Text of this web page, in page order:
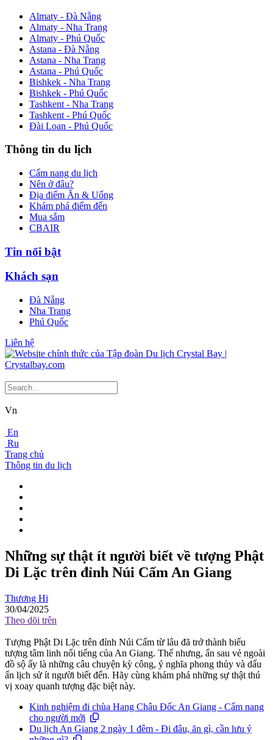
Almaty - Đà Nẵng
Almaty - Nha Trang
Almaty - Phú Quốc
Astana - Đà Nẵng
Astana - Nha Trang
Astana - Phú Quốc
Bishkek - Nha Trang
Bishkek - Phú Quốc
Tashkent - Nha Trang
Tashkent - Phú Quốc
Đài Loan - Phú Quốc
Thông tin du lịch
Cẩm nang du lịch
Nên ở đâu?
Địa điểm Ăn & Uống
Khám phá điểm đến
Mua sắm
CBAIR
Tin nổi bật
Khách sạn
Đà Nẵng
Nha Trang
Phú Quốc
Liên hệ
Vn
En
Ru
Trang chủ
Thông tin du lịch
Những sự thật ít người biết về tượng Phật
Di Lặc trên đỉnh Núi Cấm An Giang
Thương Hi
30/04/2025
Theo dõi trên
Tượng Phật Di Lặc trên đỉnh Núi Cấm từ lâu đã trở thành biểu
tượng tâm linh nổi tiếng của An Giang. Thế nhưng, ẩn sau vẻ ngoài
đồ sộ ấy là những câu chuyện kỳ công, ý nghĩa phong thủy và dấu
ấn lịch sử ít người biết đến. Hãy cùng khám phá những sự thật thú
vị xoay quanh tượng đặc biệt này.
Kinh nghiệm đi chùa Hang Châu Đốc An Giang - Cẩm nang
cho người mới
Du lịch An Giang 2 ngày 1 đêm - Đi đâu, ăn gì, cần lưu ý